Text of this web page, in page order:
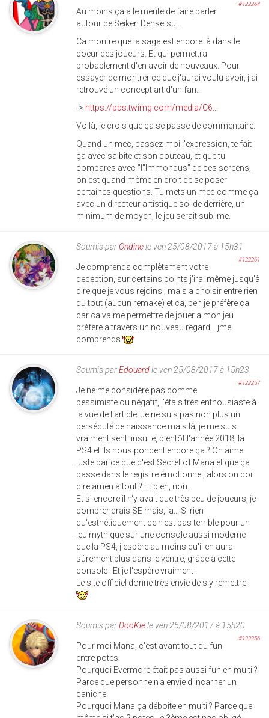
#122264
Au moins ça a le mérite de faire parler
autour de Seiken Densetsu...
Ca montre que la saga est encore là dans le
coeur des joueurs. Et qui permettra
probablement d'en avoir de nouveaux. Pour
essayer de montrer ce que j'aurai voulu avoir, j'ai
retrouvé un concept art d'un fan...
-> https://pbs.twimg.com/media/C6...
Voilà, je crois que ça se passe de commentaire.
Quand un mec, passez-moi l'expression, te fait
ça avec sa bite et son couteau, et que tu
compares avec "l"Immondus" de ces screens,
on est quand même en droit de se poser
certaines questions. Tu mets un mec comme ça
avec un directeur artistique solide derrière, un
minimum de moyen, le jeu serait sublime.
Soumis parOndinele ven 25/08/2017 à 15h31
#122261
Je comprends complètement votre
deception, sur certains points j'irai même jusqu'à
dire que je vous rejoins ; mais a choisir entre rien
du tout (aucun remake) et ca, ben je préfère ca
car ca va me permettre de jouer a mon jeu
préféré a travers un nouveau regard... jme
comprends
Soumis parEdouardle ven 25/08/2017 à 15h23
#122257
Je ne me considère pas comme
pessimiste ou négatif, j'étais très enthousiaste à
la vue de l'article. Je ne suis pas non plus un
persécuté de naissance mais là, je me suis
vraiment senti insulté, bientôt l'année 2018, la
PS4 et ils nous pondent encore ça ? On aime
juste par ce que c'est Secret of Mana et que ça
passe dans le registre émotionnel, alors on doit
dire amen à tout ? Et bien, non...
Et si encore il n'y avait que très peu de joueurs, je
comprendrais SE mais, là... Si rien
qu'esthétiquement ce n'est pas terrible pour un
jeu mythique sur une console aussi moderne
que la PS4, j'espère au moins qu'il en aura
sûrement plus dans le ventre, grâce à cette
console ! Et je l'espère vraiment !
Le site officiel donne très envie de s'y remettre !
Soumis parDooKiele ven 25/08/2017 à 15h20
#122256
Pour moi Mana, c'est avant tout du fun
entre potes.
Pourquoi Evermore était pas aussi fun en multi ?
Parce que personne n'a envie d'incarner un
caniche.
Pourquoi Mana ça déboite en multi ? Parce que